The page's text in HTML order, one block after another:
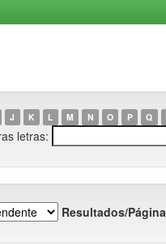
J K L M N O P Q
letras:
Resultados/Página